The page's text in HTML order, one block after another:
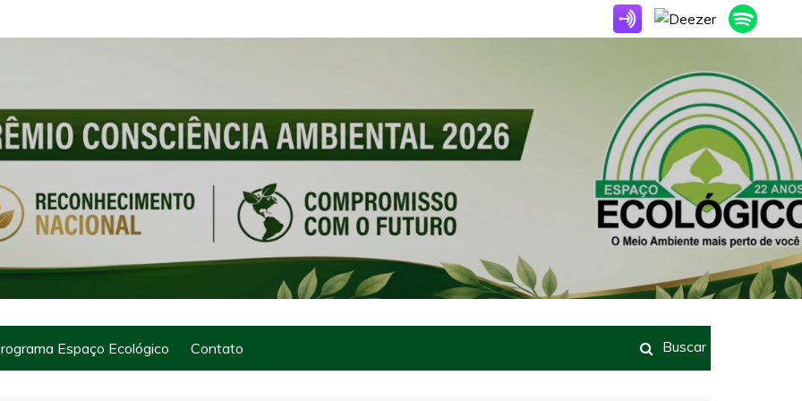
Espaço Ecológico Contato Buscar